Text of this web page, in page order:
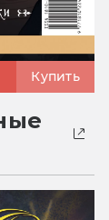
Купить